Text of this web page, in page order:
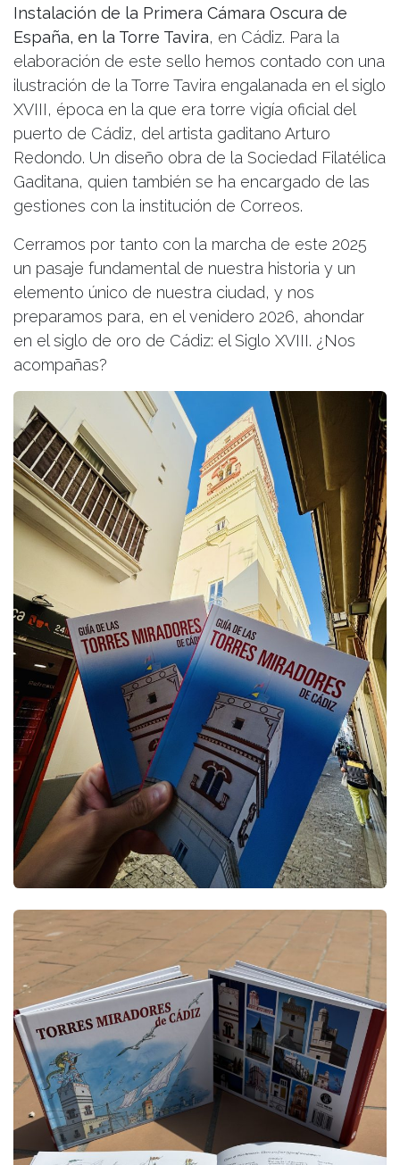
Instalación de la Primera Cámara Oscura de
España, en la Torre Tavira, en Cádiz. Para la
elaboración de este sello hemos contado con una
ilustración de la Torre Tavira engalanada en el siglo
XVIII, época en la que era torre vigía oficial del
puerto de Cádiz, del artista gaditano Arturo
Redondo. Un diseño obra de la Sociedad Filatélica
Gaditana, quien también se ha encargado de las
gestiones con la institución de Correos.
Cerramos por tanto con la marcha de este 2025
un pasaje fundamental de nuestra historia y un
elemento único de nuestra ciudad, y nos
preparamos para, en el venidero 2026, ahondar
en el siglo de oro de Cádiz: el Siglo XVIII. ¿Nos
acompañas?